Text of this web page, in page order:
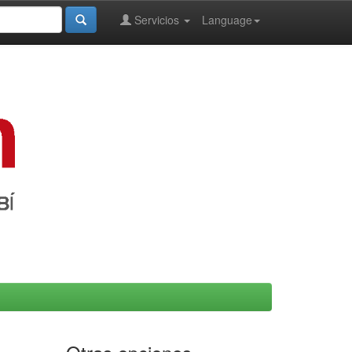
Language
Servicios